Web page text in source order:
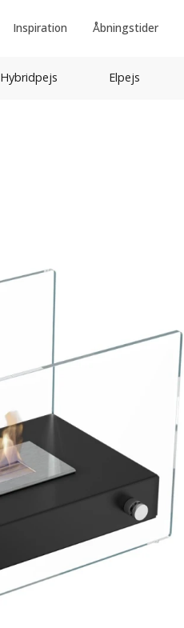
Inspiration Åbningstider
Hybridpejs Elpejs